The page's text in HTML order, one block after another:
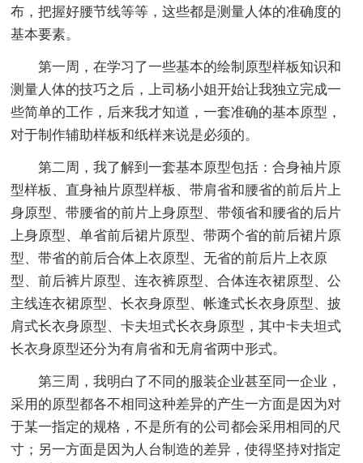
布，把握好腰节线等等，这些都是测量人体的准确度的
基本要素。
第一周，在学习了一些基本的绘制原型样板知识和
测量人体的技巧之后，上司杨小姐开始让我独立完成一
些简单的工作，后来我才知道，一套准确的基本原型，
对于制作辅助样板和纸样来说是必须的。
第二周，我了解到一套基本原型包括：合身袖片原
型样板、直身袖片原型样板、带肩省和腰省的前后片上
身原型、带腰省的前片上身原型、带领省和腰省的后片
上身原型、单省前后裙片原型、带两个省的前后裙片原
型、带省的前后合体上衣原型、无省的前后片上衣原
型、前后裤片原型、连衣裤原型、合体连衣裙原型、公
主线连衣裙原型、长衣身原型、帐逢式长衣身原型、披
肩式长衣身原型、卡夫坦式长衣身原型，其中卡夫坦式
长衣身原型还分为有肩省和无肩省两中形式。
第三周，我明白了不同的服装企业甚至同一企业，
采用的原型都各不相同这种差异的产生一方面是因为对
于某一指定的规格，不是所有的公司都会采用相同的尺
寸；另一方面是因为人台制造的差异，使得坚持对指定